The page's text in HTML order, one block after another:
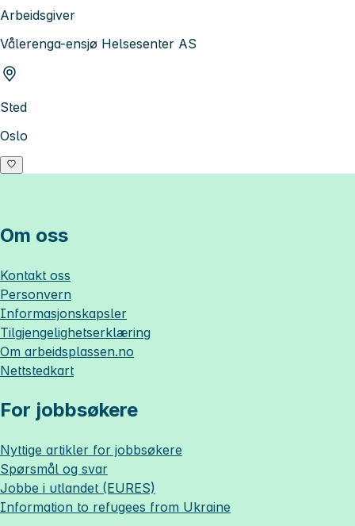
Arbeidsgiver
Vålerenga-ensjø Helsesenter AS
Sted
Oslo
Om oss
Kontakt oss
Personvern
Informasjonskapsler
Tilgjengelighetserklæring
Om arbeidsplassen.no
Nettstedkart
For jobbsøkere
Nyttige artikler for jobbsøkere
Spørsmål og svar
Jobbe i utlandet (EURES)
Information to refugees from Ukraine